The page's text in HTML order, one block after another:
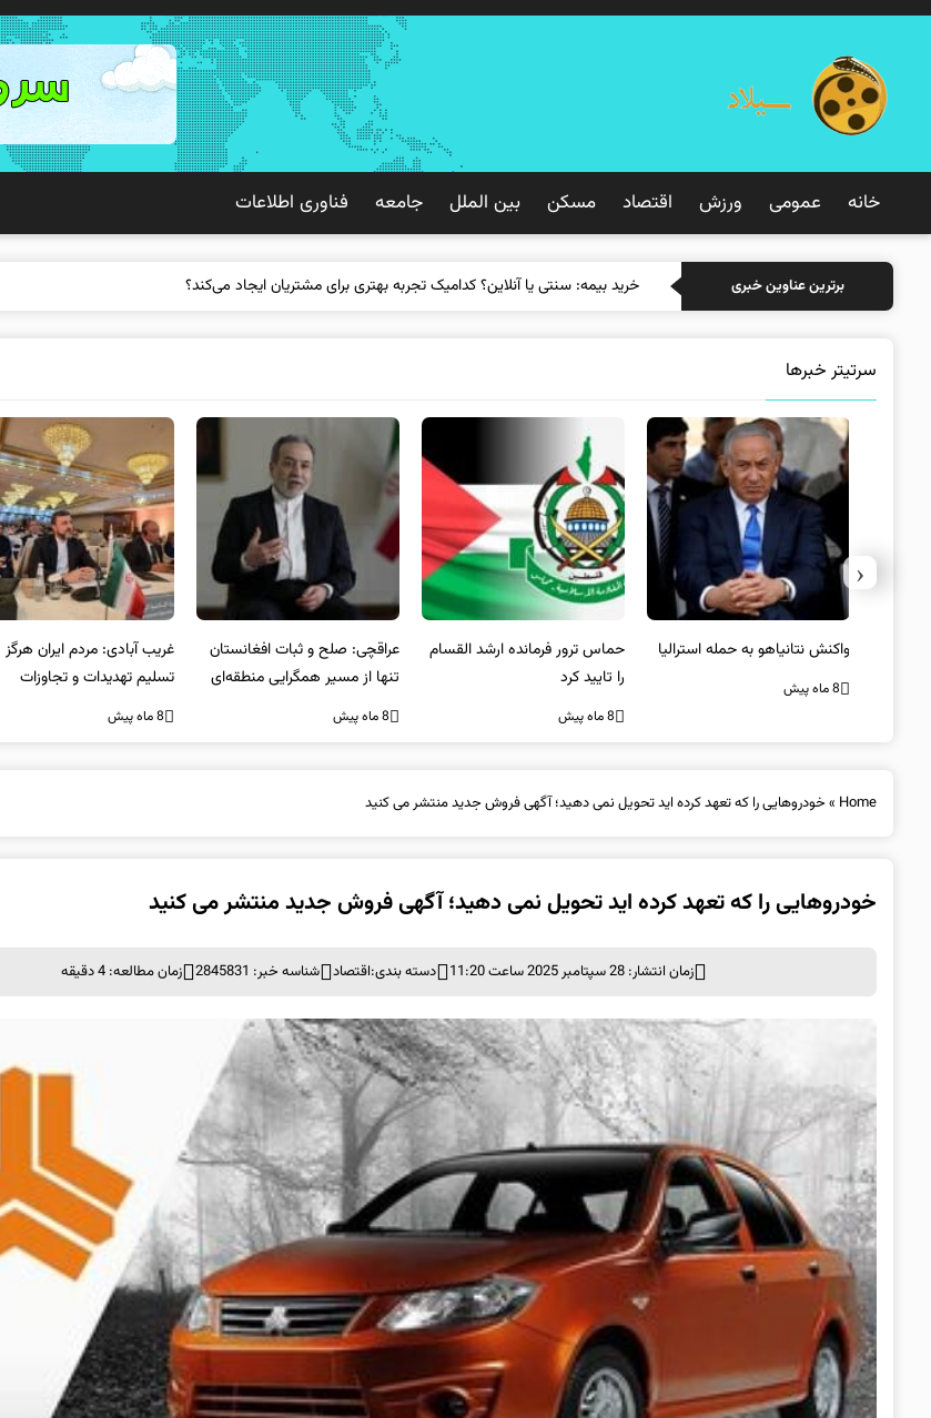
خانه عمومی ورزش اقتصاد مسکن بین الملل جامعه فناوری اطلاعات
برترین عناوین خبری خرید بیمه: سن
سرتیتر خبرها
واکنش نتانیاهو به حمله استرالیا
8 ماه پیش
حماس ترور فرمانده ارشد القسام
را تایید کرد
8 ماه پیش
عراقچی: صلح و ثبات افغانستان
تنها از مسیر همگرایی منطقه‌ای
محقق می‌شود
8 ماه پیش
غریب آبادی: مردم ایران هرگز
تسلیم تهدیدات و تجاوزات
نخواهند شد و متحد و منسجم
8 ماه پیش
‹
Home
»خودروهایی را که تعهد کرده اید تحویل نمی دهید؛ آگهی فروش جدید منتشر می کنید
خودروهایی را که تعهد کرده اید تحویل نمی دهید؛ آگهی فروش جدید منتشر می کنید
زمان انتشار: 28 سپتامبر 2025 ساعت 11:20 دسته بندی:اقتصاد شناسه خبر: 2845831 زمان مطالعه: 4 دقیقه